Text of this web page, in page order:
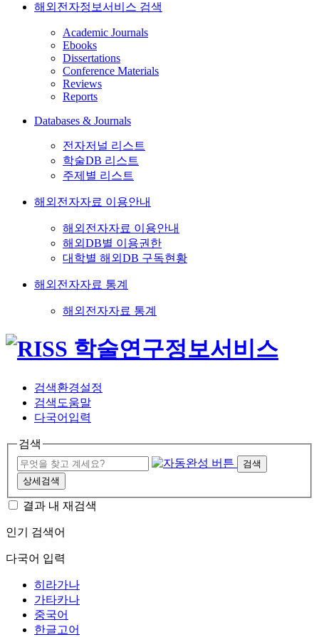
해외전자정보서비스 검색
Academic Journals
Ebooks
Dissertations
Conference Materials
Reviews
Reports
Databases & Journals
전자저널 리스트
학술DB 리스트
주제별 리스트
해외전자자료 이용안내
해외전자자료 이용안내
해외DB별 이용권한
대학별 해외DB 구독현황
해외전자자료 통계
해외전자자료 통계
검색환경설정
검색도움말
다국어입력
검색
검색
상세검색
결과 내 재검색
인기 검색어
다국어 입력
히라가나
가타카나
중국어
한글고어